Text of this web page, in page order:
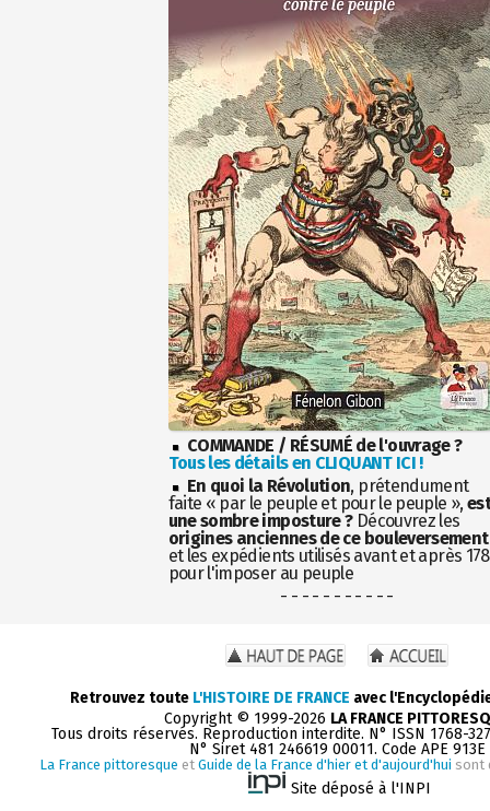
COMMANDE / RÉSUMÉ de l'ouvrage ?
Tous les détails en CLIQUANT ICI !
En quoi la Révolution, prétendument
faite « par le peuple et pour le peuple »,
une sombre imposture ?Découvrez les
origines anciennes de ce bouleversement
et les expédients utilisés avant et après
pour l'imposer au peuple
- - - - - - - - - - -
Retrouvez toute L'HISTOIRE DE FRANCE avec
Copyright © 1999-2026 LA FRANCE
Tous droits réservés. Reproduction interdite. N° ISSN 1768-
N° Siret 481 246619 00011. Code APE 913E
La France pittoresque et Guide de la France d'hier et d'aujourd'hui sont
Site déposé à l'INPI